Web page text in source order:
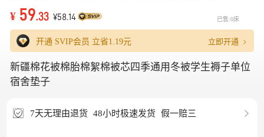
¥ 59.33 ¥58.14 已售:0床
开通 SVIP会员 立省1.19元 立即开通
新疆棉花被棉胎棉絮棉被芯四季通用冬被学生褥子单位
宿舍垫子
7天无理由退货 48小时极速发货 假一赔三